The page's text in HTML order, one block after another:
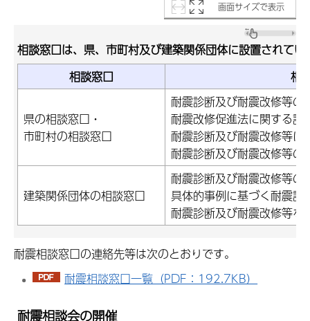
画面サイズで表示
相談窓口は、県、市町村及び建築関係団体に設置されてい
相談窓口
相
県の相談窓口・
市町村の相談窓口
耐震診断及び耐震改修等の
耐震改修促進法に関する説
耐震診断及び耐震改修等に
耐震診断及び耐震改修等の
建築関係団体の相談窓口
耐震診断及び耐震改修等の
具体的事例に基づく耐震診
耐震診断及び耐震改修等を
耐震相談窓口の連絡先等は次のとおりです。
耐震相談窓口一覧（PDF：192.7KB）
耐震相談会の開催